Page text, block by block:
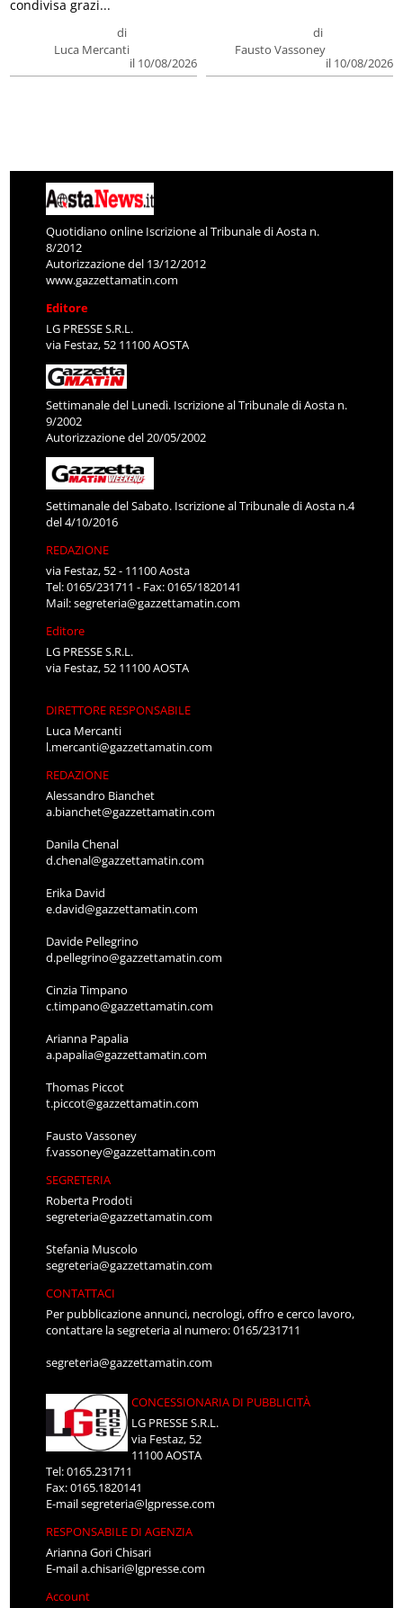
di
Luca Mercanti
il 10/08/2026
condivisa grazi...
di
Fausto Vassoney
il 10/08/2026
Quotidiano online Iscrizione al Tribunale di Aosta n.
8/2012
Autorizzazione del 13/12/2012
www.gazzettamatin.com
Editore
LG PRESSE S.R.L.
via Festaz, 52 11100 AOSTA
Settimanale del Lunedì. Iscrizione al Tribunale di Aosta n.
9/2002
Autorizzazione del 20/05/2002
Settimanale del Sabato. Iscrizione al Tribunale di Aosta n.4
del 4/10/2016
REDAZIONE
via Festaz, 52 - 11100 Aosta
Tel: 0165/231711 - Fax: 0165/1820141
Mail:segreteria@gazzettamatin.com
Editore
LG PRESSE S.R.L.
via Festaz, 52 11100 AOSTA
DIRETTORE RESPONSABILE
Luca Mercanti
l.mercanti@gazzettamatin.com
REDAZIONE
Alessandro Bianchet
a.bianchet@gazzettamatin.com
Danila Chenal
d.chenal@gazzettamatin.com
Erika David
e.david@gazzettamatin.com
Davide Pellegrino
d.pellegrino@gazzettamatin.com
Cinzia Timpano
c.timpano@gazzettamatin.com
Arianna Papalia
a.papalia@gazzettamatin.com
Thomas Piccot
t.piccot@gazzettamatin.com
Fausto Vassoney
f.vassoney@gazzettamatin.com
SEGRETERIA
Roberta Prodoti
segreteria@gazzettamatin.com
Stefania Muscolo
segreteria@gazzettamatin.com
CONTATTACI
Per pubblicazione annunci, necrologi, offro e cerco lavoro,
contattare la segreteria al numero: 0165/231711
segreteria@gazzettamatin.com
CONCESSIONARIA DI PUBBLICITÀ
LG PRESSE S.R.L.
via Festaz, 52
11100 AOSTA
Tel: 0165.231711
Fax: 0165.1820141
E-mailsegreteria@lgpresse.com
RESPONSABILE DI AGENZIA
Arianna Gori Chisari
E-maila.chisari@lgpresse.com
Account